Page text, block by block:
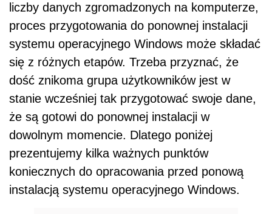
liczby danych zgromadzonych na komputerze,
proces przygotowania do ponownej instalacji
systemu operacyjnego Windows może składać
się z różnych etapów. Trzeba przyznać, że
dość znikoma grupa użytkowników jest w
stanie wcześniej tak przygotować swoje dane,
że są gotowi do ponownej instalacji w
dowolnym momencie. Dlatego poniżej
prezentujemy kilka ważnych punktów
koniecznych do opracowania przed ponową
instalacją systemu operacyjnego Windows.